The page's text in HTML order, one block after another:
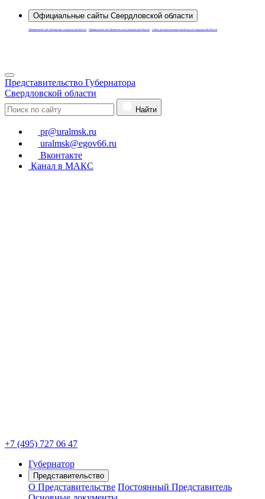
Официальные сайты Свердловской области
Официальный сайт Губернатора Свердловской области Официальный сайт Правительства Свердловской области Сайты органов исполнительной власти Свердловской области
Представительство Губернатора
Свердловской области
Найти
pr@uralmsk.ru
uralmsk@egov66.ru
Вконтакте
Канал в МАКС
+7 (495) 727 06 47
Губернатор
Представительство
О Представительстве Постоянный Представитель